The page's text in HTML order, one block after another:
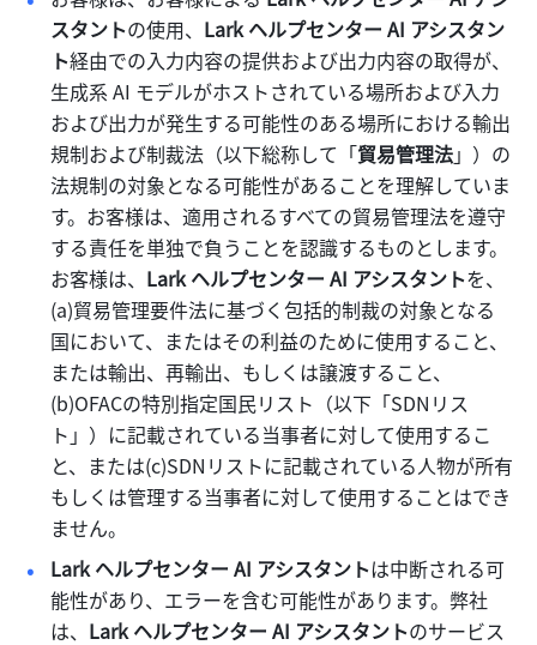
スタントの使用、 Lark ヘルプセンター AI アシスタン
ト経由での入力内容の提供および出力内容の取得が、
生成系 AI モデルがホストされている場所および入力
および出力が発生する可能性のある場所における輸出
規制および制裁法（以下総称して「貿易管理法」）の
法規制の対象となる可能性があることを理解していま
す。お客様は、適用されるすべての貿易管理法を遵守
する責任を単独で負うことを認識するものとします。
お客様は、 Lark ヘルプセンター AI アシスタントを、
(a)貿易管理要件法に基づく包括的制裁の対象となる
国において、またはその利益のために使用すること、
または輸出、再輸出、もしくは譲渡すること、
(b)OFACの特別指定国民リスト（以下「SDNリス
ト」）に記載されている当事者に対して使用するこ
と、または(c)SDNリストに記載されている人物が所有
もしくは管理する当事者に対して使用することはでき
ません。
Lark ヘルプセンター AI アシスタントは中断される可
能性があり、エラーを含む可能性があります。弊社
は、 Lark ヘルプセンター AI アシスタントのサービス